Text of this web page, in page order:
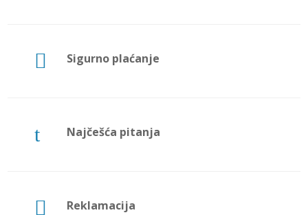
 Sigurno plaćanje
t Najčešća pitanja
 Reklamacija